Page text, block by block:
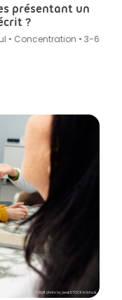
présentant un
?
• Concentration • 3-6
Crédit photo by peakSTOCK in Istock